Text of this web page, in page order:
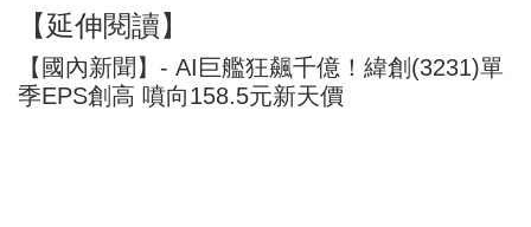
【延伸閱讀】
【國內新聞】- AI巨艦狂飆千億！緯創(3231)單
季EPS創高 噴向158.5元新天價